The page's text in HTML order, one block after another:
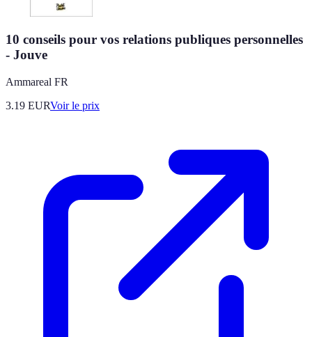
10 conseils pour vos relations publiques personnelles
- Jouve
Ammareal FR
3.19 EURVoir le prix